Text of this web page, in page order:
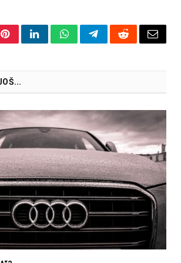
PinterestLinkedInWhatsAppTelegramRedditEmail